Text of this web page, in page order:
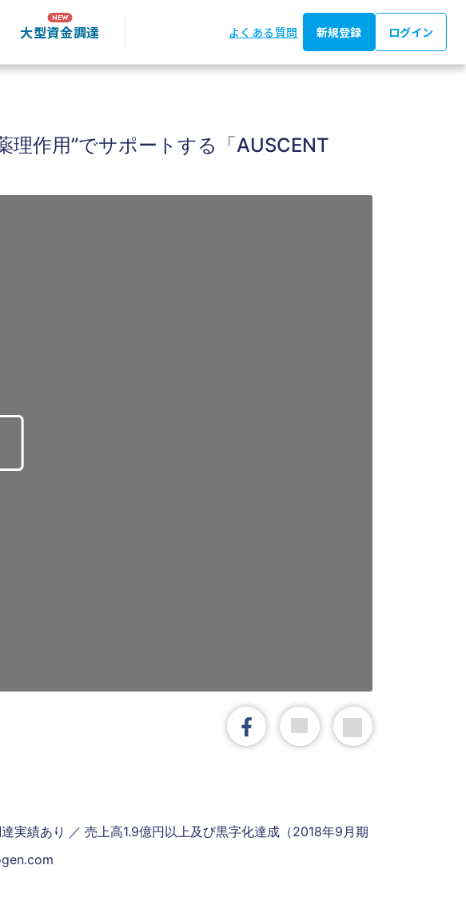
大型資金調達 よくある質問 新規登録 ログイン
理作用”でサポートする「AUSCENT
実績あり ／ 売上高1.9億円以上及び黒字化達成（2018年9月期